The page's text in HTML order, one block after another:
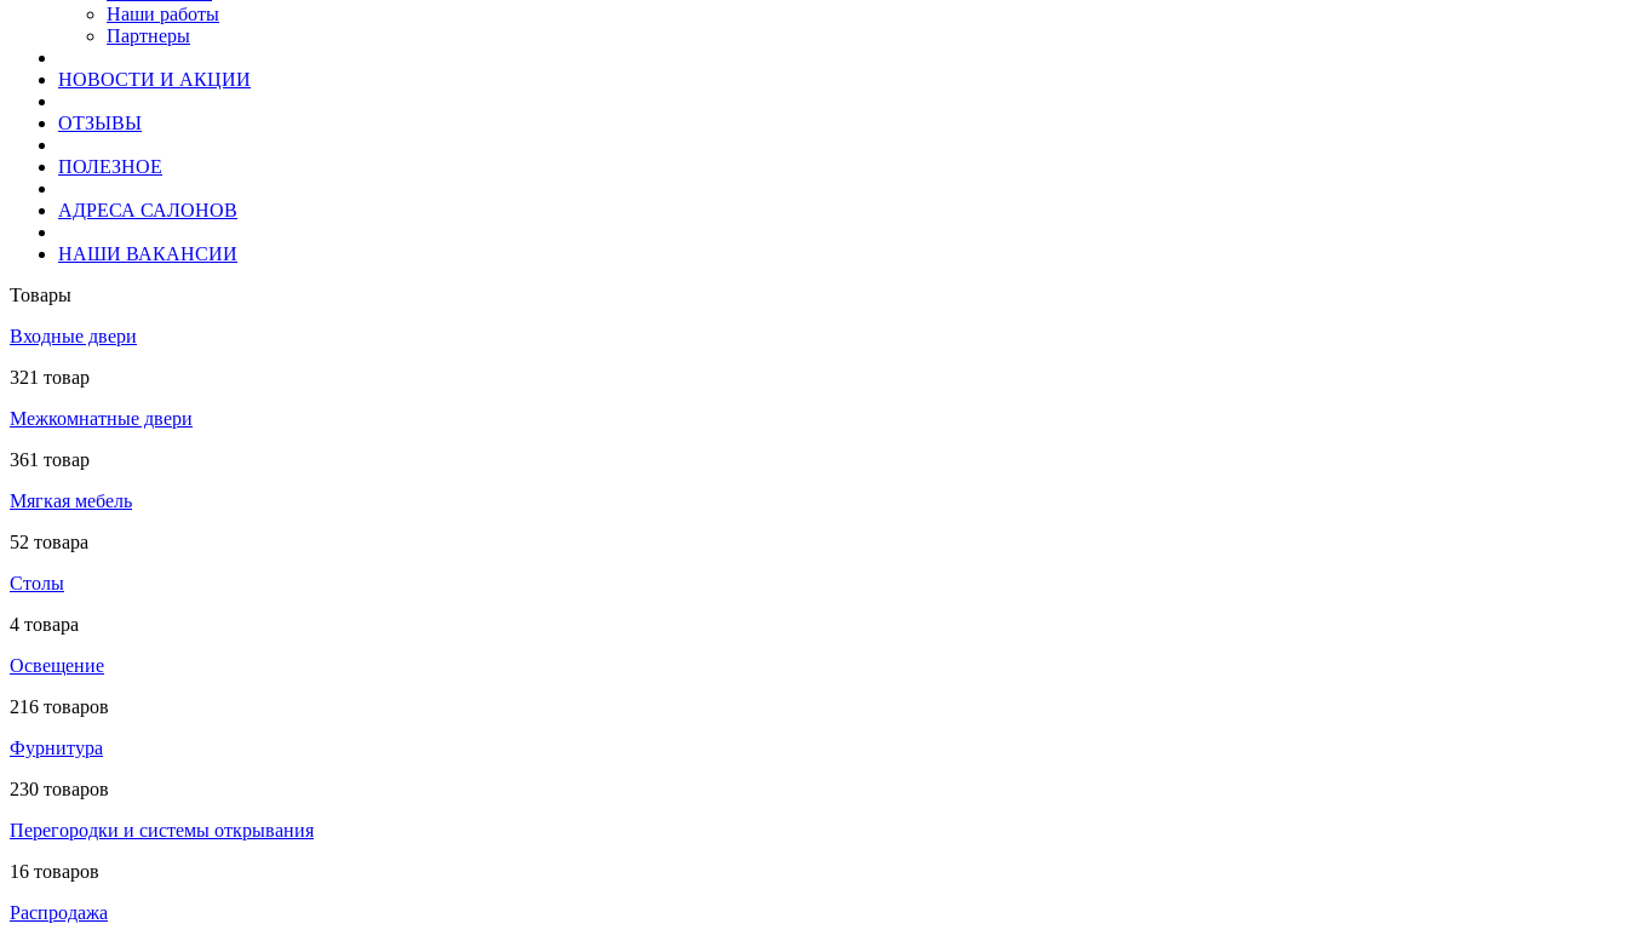
Наши работы
Партнеры
НОВОСТИ И АКЦИИ
ОТЗЫВЫ
ПОЛЕЗНОЕ
АДРЕСА САЛОНОВ
НАШИ ВАКАНСИИ
Товары
Входные двери
321 товар
Межкомнатные двери
361 товар
Мягкая мебель
52 товара
Столы
4 товара
Освещение
216 товаров
Фурнитура
230 товаров
Перегородки и системы открывания
16 товаров
Распродажа